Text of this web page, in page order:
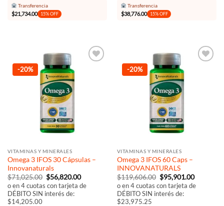
Transferencia
$21,734.00 15% OFF
Transferencia
$38,776.00 15% OFF
-20%
VITAMINAS Y MINERALES
Omega 3 IFOS 30 Cápsulas –
Innovanaturals
$71,025.00 El
precio
original
era:
$56,820.00El
precio
actual
o en 4 cuotas con tarjeta de
DÉBITO SIN interés de:
$14,205.00
-20%
VITAMINAS Y MINERALES
Omega 3 IFOS 60 Caps –
INNOVANATURALS
$119,606.00 El
precio
original
era:
$95,901.00El
precio
actual
o en 4 cuotas con tarjeta de
DÉBITO SIN interés de:
$23,975.25